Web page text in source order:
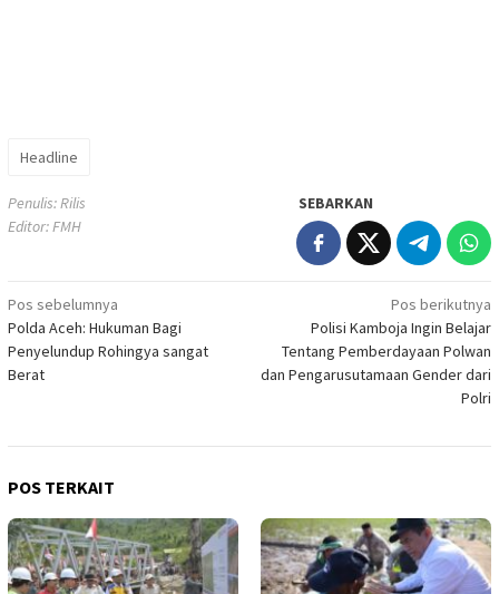
Headline
Penulis: Rilis
Editor: FMH
SEBARKAN
Navigasi
pos
Pos sebelumnya
Polda Aceh: Hukuman Bagi
Penyelundup Rohingya sangat
Berat
Pos berikutnya
Polisi Kamboja Ingin Belajar
Tentang Pemberdayaan Polwan
dan Pengarusutamaan Gender dari
Polri
POS TERKAIT